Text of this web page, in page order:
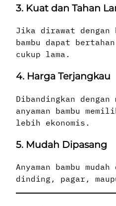
3. Kuat dan Tahan
Jika dirawat dengan
bambu dapat
cukup lama.
4. Harga Terjangkau
Dibandingkan
anyaman bambu
lebih ekonomis.
5. Mudah Dipasang
Anyaman bambu
dinding, pagar,